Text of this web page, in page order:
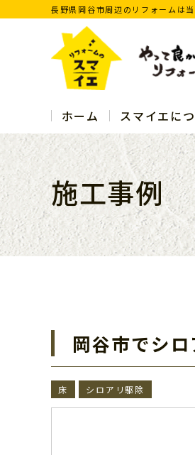
長野県岡谷市周辺のリフォームは
ホーム スマイエに
施工事例
岡谷市でシロ
床 シロアリ駆除